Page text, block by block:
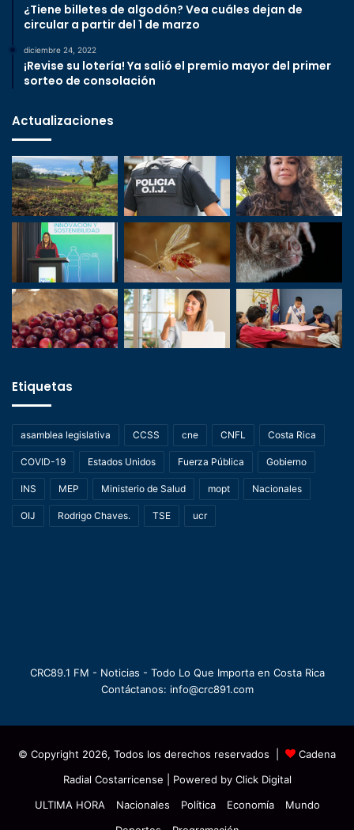
¿Tiene billetes de algodón? Vea cuáles dejan de
circular a partir del 1 de marzo
diciembre 24, 2022
¡Revise su lotería! Ya salió el premio mayor del primer
sorteo de consolación
Actualizaciones
Etiquetas
asamblea legislativa CCSS cne CNFL Costa Rica
COVID-19 Estados Unidos Fuerza Pública Gobierno
INS MEP Ministerio de Salud mopt Nacionales
OIJ Rodrigo Chaves. TSE ucr
CRC89.1 FM - Noticias - Todo Lo Que Importa en Costa Rica
Contáctanos: info@crc891.com
© Copyright 2026, Todos los derechos reservados |
Cadena
Radial Costarricense | Powered by Click Digital
ULTIMA HORA
Nacionales Política Economía
Mundo